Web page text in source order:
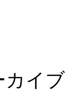
カイブ